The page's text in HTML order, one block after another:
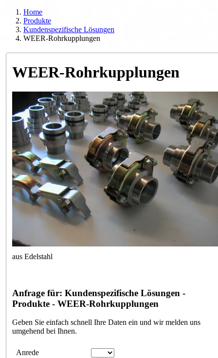
Home
Produkte
Kundenspezifische Lösungen
WEER-Rohrkupplungen
WEER-Rohrkupplungen
aus Edelstahl
Anfrage für: Kundenspezifische Lösungen -
Produkte - WEER-Rohrkupplungen
Geben Sie einfach schnell Ihre Daten ein und wir melden uns
umgehend bei Ihnen.
AnredeAnfrageformular